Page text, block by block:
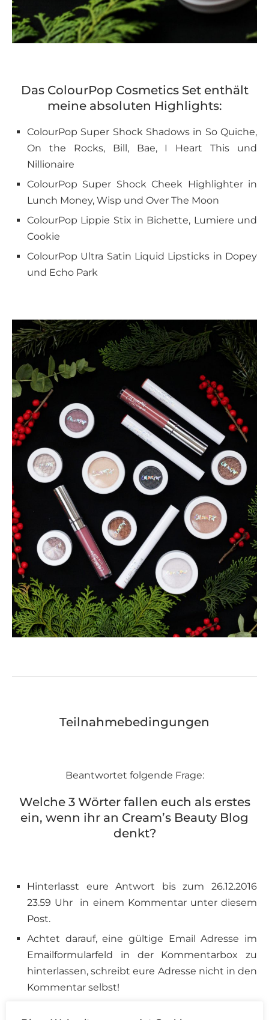
Das ColourPop Cosmetics Set enthält
meine absoluten Highlights:
ColourPop Super Shock Shadows in So Quiche,
On the Rocks, Bill, Bae, I Heart This und
Nillionaire
ColourPop Super Shock Cheek Highlighter in
Lunch Money, Wisp und Over The Moon
ColourPop Lippie Stix in Bichette, Lumiere und
Cookie
ColourPop Ultra Satin Liquid Lipsticks in Dopey
und Echo Park
Teilnahmebedingungen
Beantwortet folgende Frage:
Welche 3 Wörter fallen euch als erstes
ein, wenn ihr an Cream’s Beauty Blog
denkt?
Hinterlasst eure Antwort bis zum 26.12.2016
23.59 Uhr in einem Kommentar unter diesem
Post.
Achtet darauf, eine gültige Email Adresse im
Emailformularfeld in der Kommentarbox zu
hinterlassen, schreibt eure Adresse nicht in den
Kommentar selbst!